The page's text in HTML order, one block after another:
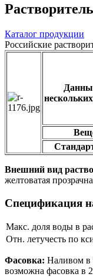
Каталог продукции
Российские
Внешний вид
желтоватая
Спецификация
Макс. доля воды в
Отн. летучесть по
Фасовка: Наливом в
возможна фасовка в